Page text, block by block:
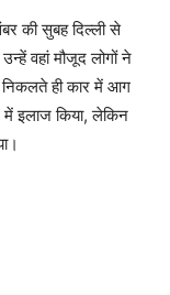
की सुबह दिल्ली से
वहां मौजूद लोगों ने
ही कार में आग
इलाज किया, लेकिन